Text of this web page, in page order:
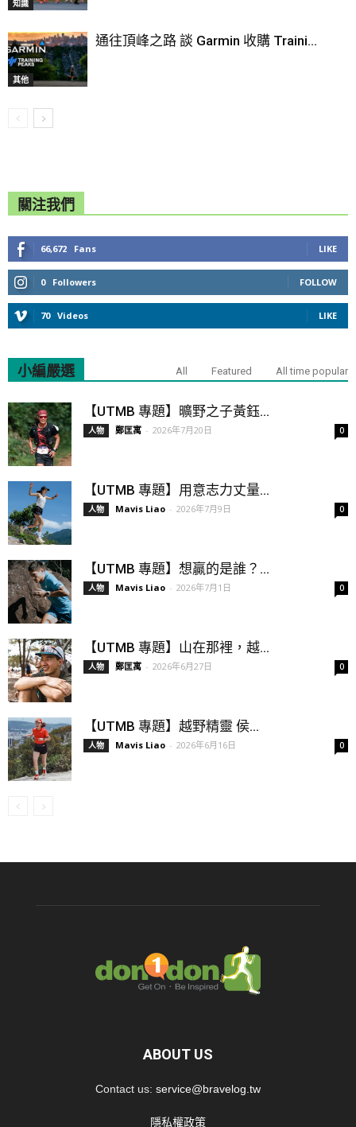
知識
其他
通往頂峰之路 談 Garmin 收購 Traini...
關注我們
66,672 Fans LIKE
0 Followers FOLLOW
70 Videos LIKE
小編嚴選 All Featured All time popular
【UTMB 專題】曠野之子黃鈺...
人物 鄭匡寓 - 2026年7月20日 0
【UTMB 專題】用意志力丈量...
人物 Mavis Liao - 2026年7月9日 0
【UTMB 專題】想贏的是誰？...
人物 Mavis Liao - 2026年7月1日 0
【UTMB 專題】山在那裡，越...
人物 鄭匡寓 - 2026年6月27日 0
【UTMB 專題】越野精靈 侯...
人物 Mavis Liao - 2026年6月16日 0
ABOUT US
Contact us: service@bravelog.tw
隱私權政策